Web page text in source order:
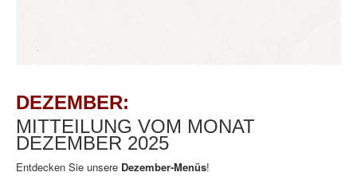
DEZEMBER:
MITTEILUNG VOM MONAT
DEZEMBER 2025
Entdecken Sie unsere Dezember-Menüs!